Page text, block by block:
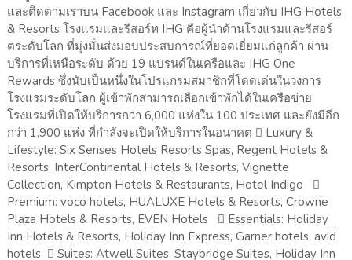
และติดตามเราบน Facebook และ Instagram เกี่ยวกับ IHG Hotels
& Resorts โรงแรมและรีสอร์ท IHG คือผู้นำด้านโรงแรมและรีสอร์
ตระดับโลก ที่มุ่งมั่นส่งมอบประสบการณ์ที่ยอดเยี่ยมแก่ลูกค้า ผ่าน
บริการที่เหนือระดับ ด้วย 19 แบรนด์ในเครือและ IHG One
Rewards ซึ่งนับเป็นหนึ่งในโปรแกรมสมาชิกที่โดดเด่นในวงการ
โรงแรมระดับโลก ผู้เข้าพักสามารถเลือกเข้าพักได้ในเครือข่าย
โรงแรมที่เปิดให้บริการกว่า 6,000 แห่งใน 100 ประเทศ และยังมีอีก
กว่า 1,900 แห่ง ที่กำลังจะเปิดให้บริการในอนาคต  Luxury &
Lifestyle: Six Senses Hotels Resorts Spas, Regent Hotels &
Resorts, InterContinental Hotels & Resorts, Vignette
Collection, Kimpton Hotels & Restaurants, Hotel Indigo 
Premium: voco hotels, HUALUXE Hotels & Resorts, Crowne
Plaza Hotels & Resorts, EVEN Hotels  Essentials: Holiday
Inn Hotels & Resorts, Holiday Inn Express, Garner hotels, avid
hotels  Suites: Atwell Suites, Staybridge Suites, Holiday Inn